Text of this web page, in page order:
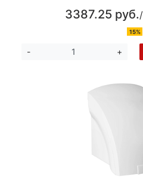
3387.25 руб.
15%
- +